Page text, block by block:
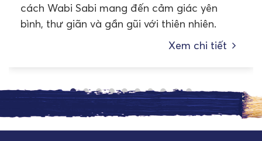
cách Wabi Sabi mang đến cảm giác yên
bình, thư giãn và gần gũi với thiên nhiên.
Xem chi tiết